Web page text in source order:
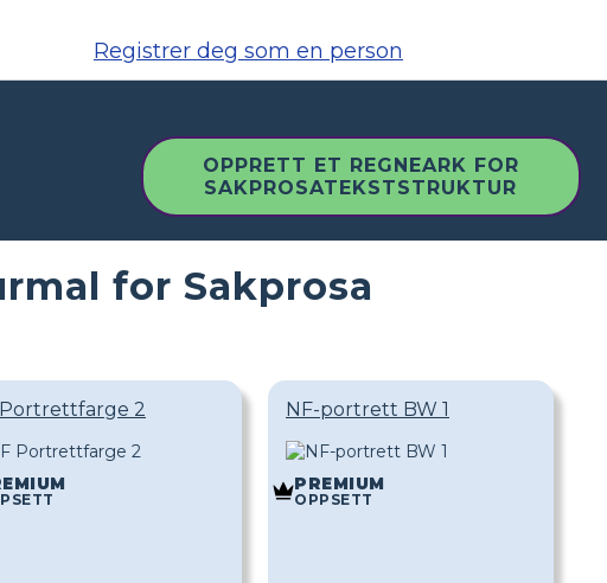
Registrer deg som en person
OPPRETT ET REGNEARK FOR
SAKPROSATEKSTSTRUKTUR
for Sakprosa
2 NF-portrett BW 1
PREMIUM
OPPSETT